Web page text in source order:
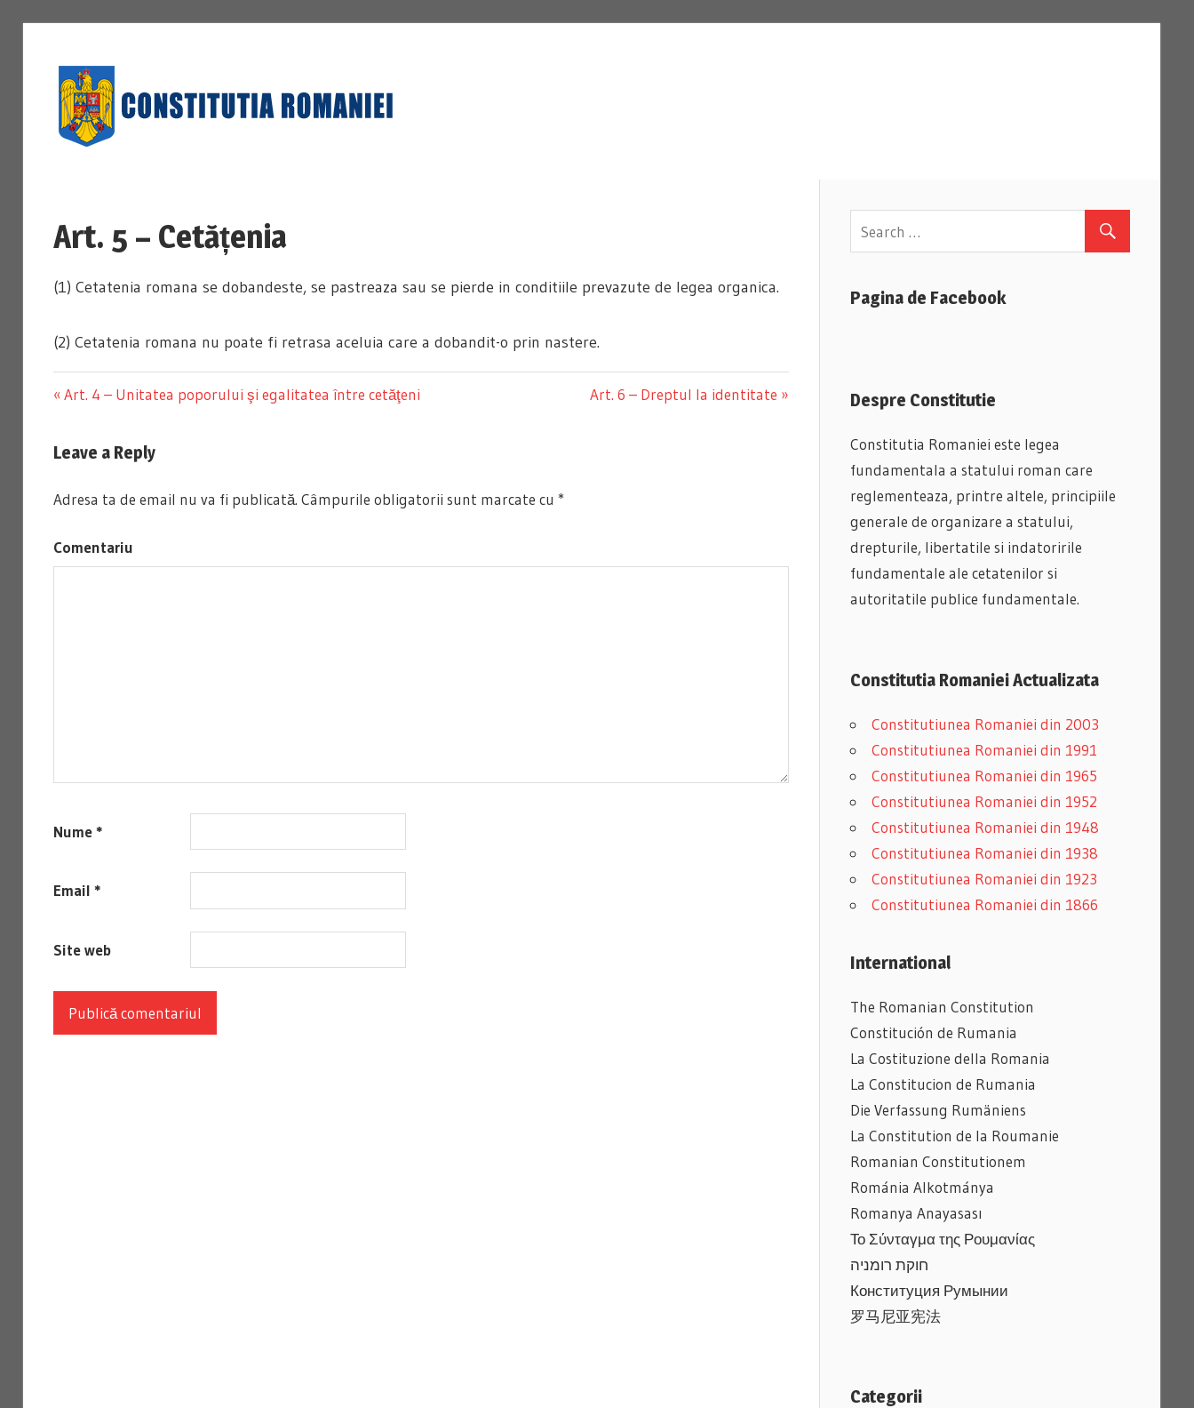
content
Art. 5 – Cetățenia
(1) Cetatenia romana se dobandeste, se pastreaza sau se pierde in conditiile prevazute de legea organica.
(2) Cetatenia romana nu poate fi retrasa aceluia care a dobandit-o prin nastere.
în
articole
Previous
Art. 4 – Unitatea poporului şi egalitatea între cetăţeni
Next
Art. 6 – Dreptul la identitate
Leave a Reply
Adresa ta de email nu va fi publicată. Câmpurile obligatorii sunt marcate cu *
Comentariu
Nume *
Email *
Site web
Pagina de Facebook
Despre Constitutie
Constitutia Romaniei este legea
fundamentala a statului roman care
reglementeaza, printre altele, principiile
generale de organizare a statului,
drepturile, libertatile si indatoririle
fundamentale ale cetatenilor si
autoritatile publice fundamentale.
Constitutia Romaniei Actualizata
Constitutiunea Romaniei din 2003
Constitutiunea Romaniei din 1991
Constitutiunea Romaniei din 1965
Constitutiunea Romaniei din 1952
Constitutiunea Romaniei din 1948
Constitutiunea Romaniei din 1938
Constitutiunea Romaniei din 1923
Constitutiunea Romaniei din 1866
International
The Romanian Constitution
Constitución de Rumania
La Costituzione della Romania
La Constitucion de Rumania
Die Verfassung Rumäniens
La Constitution de la Roumanie
Romanian Constitutionem
Románia Alkotmánya
Romanya Anayasası
Το Σύνταγμα της Ρουμανίας
חוקת רומניה
Конституция Румынии
罗马尼亚宪法
Categorii